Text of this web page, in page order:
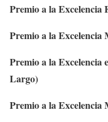
Premio a la Excelencia
Premio a la
Premio a la Excelencia
Largo)
Premio a la Excelencia